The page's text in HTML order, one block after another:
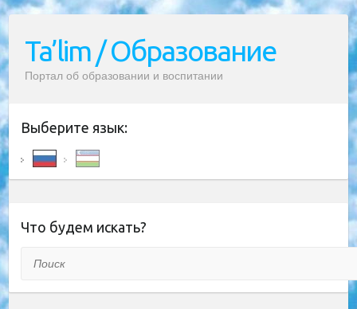
Ta’lim / Образование
Портал об образовании и воспитании
Выберите язык:
Что будем искать?